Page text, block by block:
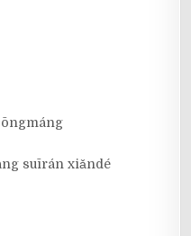
suīrán xiǎndé